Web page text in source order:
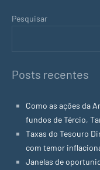
Pesquisar
Posts recentes
Como as ações da
fundos de Tércio,
Taxas do Tesouro
com temor
Janelas de